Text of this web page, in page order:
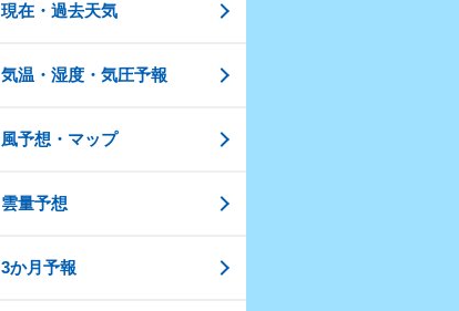
現在・過去天気
気温・湿度・気圧予報
風予想・マップ
雲量予想
3か月予報